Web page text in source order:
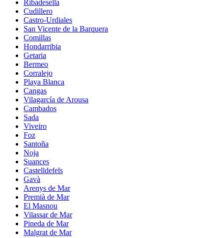
Ribadesella
Cudillero
Castro-Urdiales
San Vicente de la Barquera
Comillas
Hondarribia
Getaria
Bermeo
Corralejo
Playa Blanca
Cangas
Vilagarcía de Arousa
Cambados
Sada
Viveiro
Foz
Santoña
Noja
Suances
Castelldefels
Gavà
Arenys de Mar
Premià de Mar
El Masnou
Vilassar de Mar
Pineda de Mar
Malgrat de Mar